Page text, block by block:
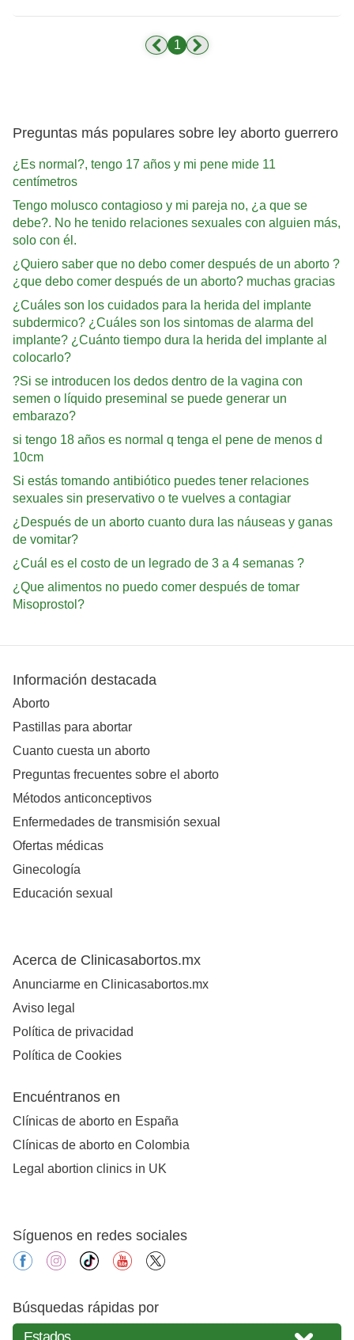
1
Preguntas más populares sobre ley aborto guerrero
¿Es normal?, tengo 17 años y mi pene mide 11
centímetros
Tengo molusco contagioso y mi pareja no, ¿a que se
debe?. No he tenido relaciones sexuales con alguien más,
solo con él.
¿Quiero saber que no debo comer después de un aborto ?
¿que debo comer después de un aborto? muchas gracias
¿Cuáles son los cuidados para la herida del implante
subdermico? ¿Cuáles son los sintomas de alarma del
implante? ¿Cuánto tiempo dura la herida del implante al
colocarlo?
?Si se introducen los dedos dentro de la vagina con
semen o líquido preseminal se puede generar un
embarazo?
si tengo 18 años es normal q tenga el pene de menos d
10cm
Si estás tomando antibiótico puedes tener relaciones
sexuales sin preservativo o te vuelves a contagiar
¿Después de un aborto cuanto dura las náuseas y ganas
de vomitar?
¿Cuál es el costo de un legrado de 3 a 4 semanas ?
¿Que alimentos no puedo comer después de tomar
Misoprostol?
Información destacada
Aborto
Pastillas para abortar
Cuanto cuesta un aborto
Preguntas frecuentes sobre el aborto
Métodos anticonceptivos
Enfermedades de transmisión sexual
Ofertas médicas
Ginecología
Educación sexual
Acerca de Clinicasabortos.mx
Anunciarme en Clinicasabortos.mx
Aviso legal
Política de privacidad
Política de Cookies
Encuéntranos en
Clínicas de aborto en España
Clínicas de aborto en Colombia
Legal abortion clinics in UK
Síguenos en redes sociales
facebookinstagram
tiktok youtube
Búsquedas rápidas por